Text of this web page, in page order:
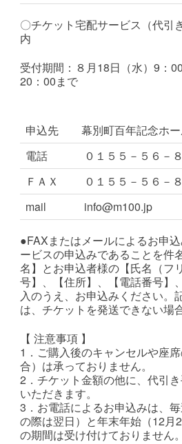
〇チケット宅配サービス（代引
内
受付期間：８月18日（水）9：
20：00まで
申込先
幕別町百年記念ホ
電話
０１５５－５６－
ＦＡＸ
０１５５－５６－
mail
info@m100.jp
●FAXまたはメールによるお申
ービスの申込みであることを件
名】とお申込者様の【氏名（フ
号】、【住所】、【電話番号】
入のうえ、お申込みください。
は、チケットを発送できない場
【 注意事項 】
1．ご購入後のキャンセルや座
合）は承っておりません。
2．チケット金額の他に、代引
いただきます。
3．お電話によるお申込みは、
の際は翌日）と年末年始（12月
の期間は受け付けておりません。